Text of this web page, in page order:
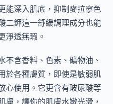
能深入肌底，抑制麥拉寧色
二鉀這一舒緩調理成分也能
淨透無瑕。
不含香料、色素、礦物油、
於各種膚質，即使是敏弱肌
心使用。它更含有玻尿酸等
膚，讓你的肌膚水嫩光滑，